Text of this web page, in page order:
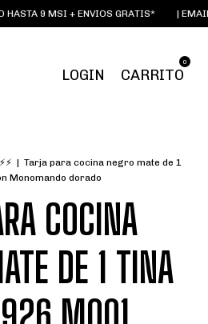
9 MSI + ENVIOS GRATIS* | EMAIL:
LOGIN CARRITO
0
| Tarja para cocina negro mate de 1
Monomando dorado
COCINA
DE 1 TINA